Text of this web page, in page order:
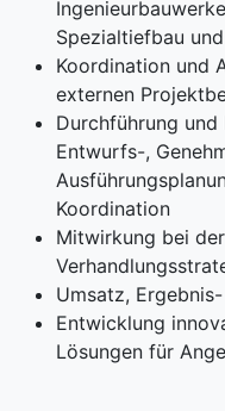
Spezialtiefbau
Koordination und
externen
Durchführung
Entwurfs-,
Koordination
Mitwirkung bei
Umsatz,
Entwicklung
Lösungen für